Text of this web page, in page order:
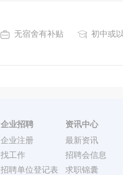
无宿舍有补贴
初中或
企业招聘
企业注册
找工作
招聘单位登记表
资讯中心
最新资讯
招聘会信息
求职锦囊